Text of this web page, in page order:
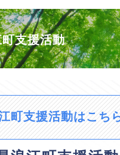
支援活動
町支援活動はこち